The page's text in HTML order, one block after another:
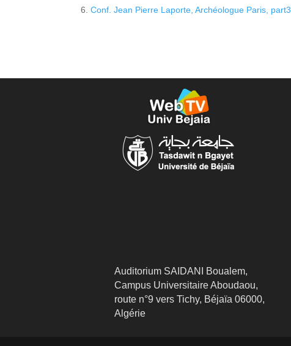
Conf. Jean Pierre Laporte, Archéologue Paris, part3
Auditorium SAIDANI Boualem,
Campus Universitaire Aboudaou,
route n°9 vers Tichy, Béjaïa 06000,
Algérie